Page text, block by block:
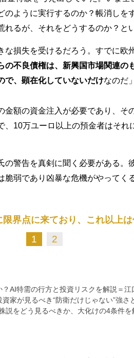
のように実行するのか？帳消しを
るが、それをどうするのか？と
な損失を受けるだろう。すでに欧
の不良債権は、新興国市場関連の
で、顕在化していないだけなのだ」
金額の資金注入が必要であり、そ
、10万ユーロ以上の預金者はそれ
の警告を真剣に聞く必要がある。
脆弱であり凶暴な危機がやってく
限界点に来ており、これ以上は
1 2
AI特需の行方と投資リスクを解説＝江
家が見るべき“防衛だけじゃない”強さ
説をどう見るべきか、大化けの4条件